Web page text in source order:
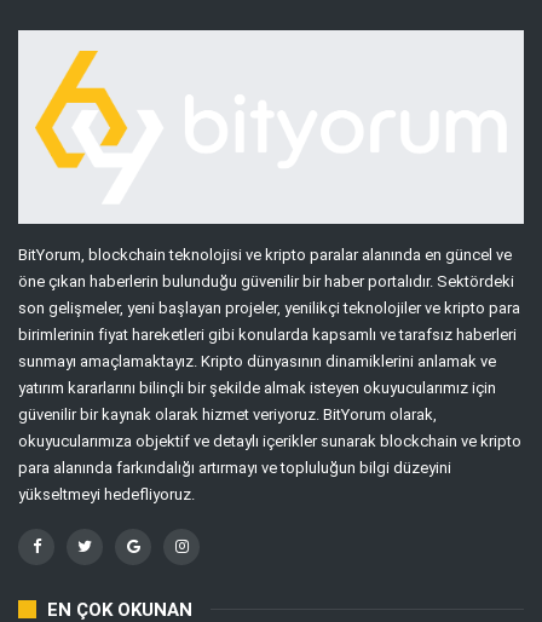
BitYorum, blockchain teknolojisi ve kripto paralar alanında en güncel ve
öne çıkan haberlerin bulunduğu güvenilir bir haber portalıdır. Sektördeki
son gelişmeler, yeni başlayan projeler, yenilikçi teknolojiler ve kripto para
birimlerinin fiyat hareketleri gibi konularda kapsamlı ve tarafsız haberleri
sunmayı amaçlamaktayız. Kripto dünyasının dinamiklerini anlamak ve
yatırım kararlarını bilinçli bir şekilde almak isteyen okuyucularımız için
güvenilir bir kaynak olarak hizmet veriyoruz. BitYorum olarak,
okuyucularımıza objektif ve detaylı içerikler sunarak blockchain ve kripto
para alanında farkındalığı artırmayı ve topluluğun bilgi düzeyini
yükseltmeyi hedefliyoruz.
EN ÇOK OKUNAN